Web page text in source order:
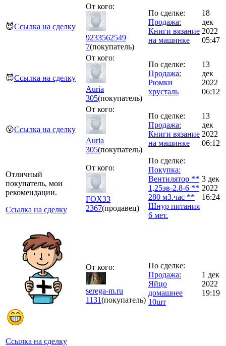
😈Ссылка на сделку
От кого:
9233562549
7(покупатель)
По сделке:
Продажа:
Книги вязание
на машинке
18
дек
2022
05:47
😈Ссылка на сделку
От кого:
Auria
305(покупатель)
По сделке:
Продажа:
Рюмки
хрусталь
13
дек
2022
06:12
😮Ссылка на сделку
От кого:
Auria
305(покупатель)
По сделке:
Продажа:
Книги вязание
на машинке
13
дек
2022
06:12
Отличный
покупатель, мои
рекомендации.
Ссылка на сделку
От кого:
FOX33
2367(продавец)
По сделке:
Покупка:
Вентилятор **
1,25эв-2.8-6 **
280 м3.час **
Шнур питания
6 мет.
3 дек
2022
16:24
Ссылка на сделку
От кого:
serega-m.ru
1131(покупатель)
По сделке:
Продажа:
Яйцо
домашнее
10шт
1 дек
2022
19:19